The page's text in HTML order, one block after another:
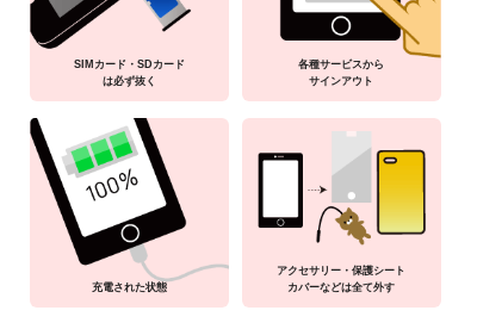
SIMカード・SDカード
は必ず抜く
各種サービスから
サインアウト
充電された状態
アクセサリー・保護シート
カバーなどは全て外す